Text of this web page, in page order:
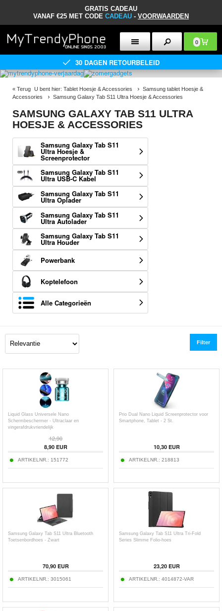
GRATIS CADEAU
VANAF €25 MET CODE CADEAU - VOORWAARDEN
0
30 DAGEN RETOURBELEID
« Terug U bent hier: Tablet Hoesje & Accessories
Samsung tablet Hoesje &
Accessories
Samsung Galaxy Tab S11 Ultra Hoesje & Accessories
SAMSUNG GALAXY TAB S11 ULTRA
HOESJE & ACCESSORIES
Samsung Galaxy Tab S11
Ultra Hoesje &
Screenprotector
Samsung Galaxy Tab S11
Ultra USB-C Kabel
Samsung Galaxy Tab S11
Ultra Oplader
Samsung Galaxy Tab S11
Ultra Autolader
Samsung Galaxy Tab S11
Ultra Houder
Powerbank
Koptelefoon
Alle Categorieën
Filter
Liquid Glass Universele Nano
Schermbeschermer - Ultraclaar en
vingerafdrukvriendelijk
12,90
8,90EUR
ARTIKELNR.: 151772
Prio Dual Nano Liquid Screenprotector voor
Smartphone, Tablet - 2 St.
10,30EUR
ARTIKELNR.: 218813
Samsung Galaxy Tab S11 Ultra Bluetooth
Toetsenbordhoes - Zwart
70,90EUR
ARTIKELNR.: 3015061
Samsung Galaxy Tab S11 Ultra Tri-Fold
Series Slimme Folio-hoes
23,20EUR
ARTIKELNR.: 4014872-VAR